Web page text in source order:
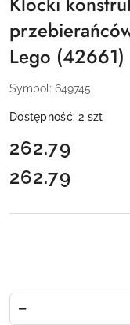
Lego (42661)
Symbol: 649745
Dostępność:2 szt
cena:
262.79
Cena:
262.79